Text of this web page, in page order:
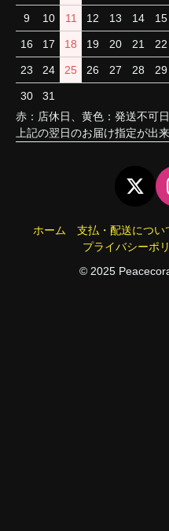
9 10 11 12 13 14 15
16 17 18 19 20 21 22
23 24 25 26 27 28 29
30 31
赤：店休日、黄色：発送不可日
上記の翌日のお届け指定が出
ホーム 支払・配送につい
プライバシーポ
© 2025